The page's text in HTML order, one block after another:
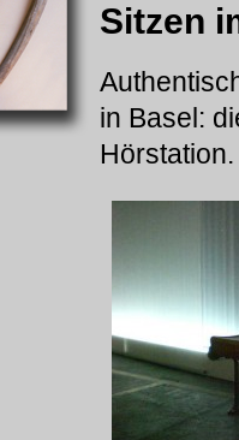
Sitzen
in Basel:
Hörstation.